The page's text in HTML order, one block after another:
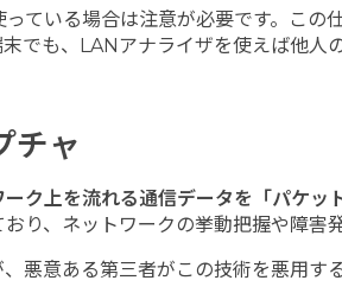
ている場合は注意が必要です。こ
でも、LANアナライザを使えば他人
チャ
ーク上を流れる通信データを「パケ
り、ネットワークの挙動把握や障害
悪意ある第三者がこの技術を悪用